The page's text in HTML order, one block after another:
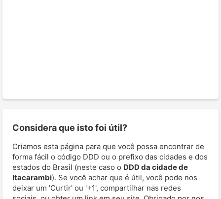
Considera que isto foi útil?
Criamos esta página para que você possa encontrar de
forma fácil o código DDD ou o prefixo das cidades e dos
estados do Brasil (neste caso o DDD da cidade de
Itacarambi). Se você achar que é útil, você pode nos
deixar um 'Curtir' ou '+1', compartilhar nas redes